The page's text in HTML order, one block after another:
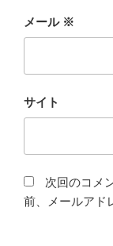
メール ※
サイト
次回のコメ
前、メールアド